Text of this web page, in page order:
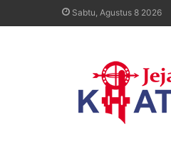
Sabtu, Agustus 8 2026